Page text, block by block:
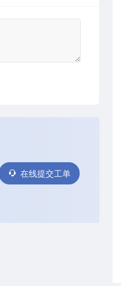
在线提交工单